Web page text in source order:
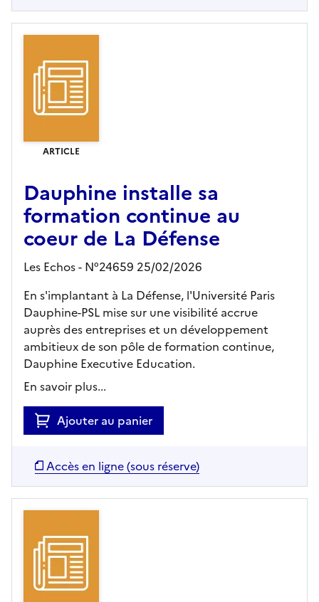
ARTICLE
Dauphine installe sa
formation continue au
coeur de La Défense
Les Echos - N°24659 25/02/2026
En s'implantant à La Défense, l'Université Paris
Dauphine-PSL mise sur une visibilité accrue
auprès des entreprises et un développement
ambitieux de son pôle de formation continue,
Dauphine Executive Education.
En savoir plus...
Ajouter au panier
Accès en ligne (sous réserve)